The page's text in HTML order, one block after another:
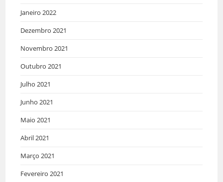
Janeiro 2022
Dezembro 2021
Novembro 2021
Outubro 2021
Julho 2021
Junho 2021
Maio 2021
Abril 2021
Março 2021
Fevereiro 2021